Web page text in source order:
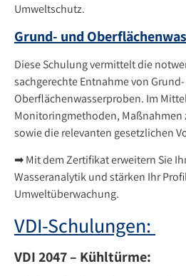
Umweltschutz.
Grund- und
Diese Schulung vermittelt die
sachgerechte Entnahme von
Oberflächenwasserproben. Im
Monitoringmethoden, Maßnahmen
sowie die relevanten gesetzlichen
➡ Mit dem Zertifikat erweitern Sie
Wasseranalytik und stärken Ihr
Umweltüberwachung.
VDI-Schulungen:
VDI 2047 – Kühltürme: